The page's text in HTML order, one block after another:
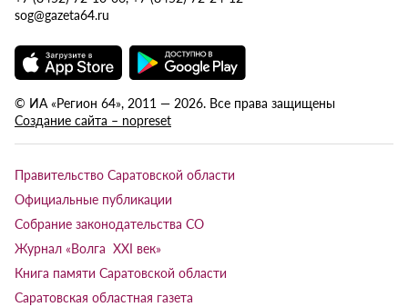
sog@gazeta64.ru
© ИА «Регион 64», 2011 — 2026. Все права защищены
Создание сайта – nopreset
Правительство Саратовской области
Официальные публикации
Собрание законодательства СО
Журнал «Волга XXI век»
Книга памяти Саратовской области
Саратовская областная газета